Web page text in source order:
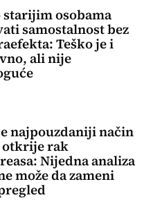
starijim osobama
samostalnost bez
Teško je i
ali nije
najpouzdaniji način
otkrije rak
Nijedna analiza
može da zameni